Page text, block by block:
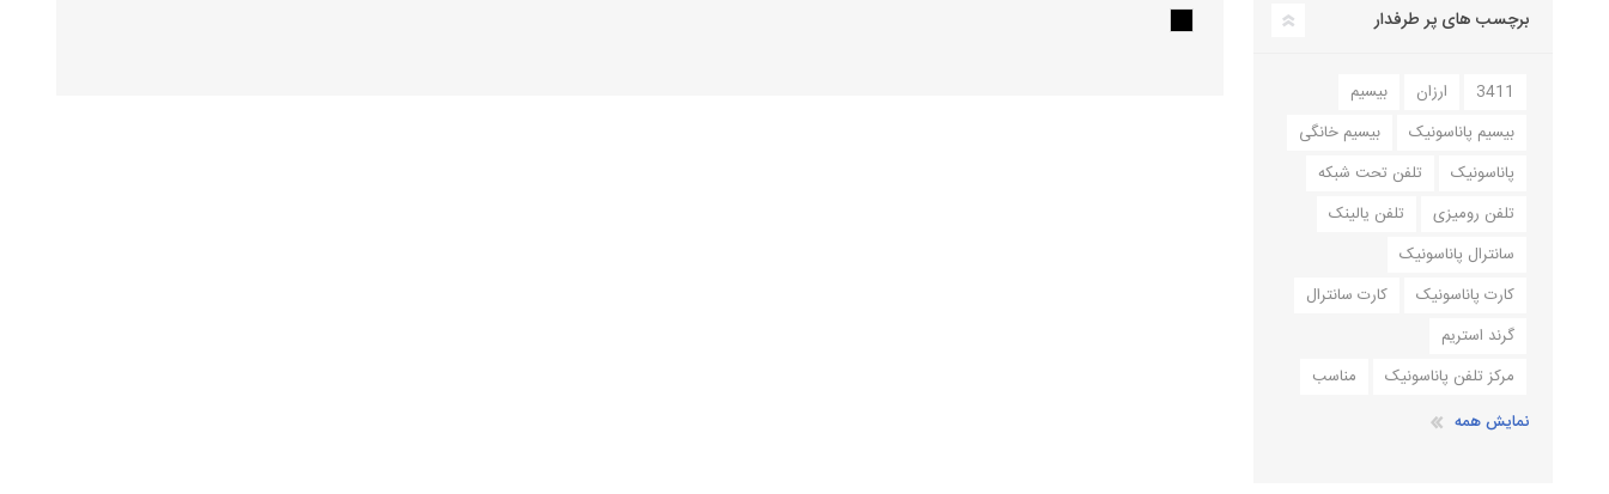
برچسب های پر طرفدار
3411 ارزان
بیسیم
بیسیم پاناسونیک
بیسیم خانگی
پاناسونیک
تلفن تحت شبکه
تلفن رومیزی
تلفن یالینک
سانترال پاناسونیک
کارت پاناسونیک
کارت سانترال
گرند استریم
مرکز تلفن پاناسونیک
مناسب
نمایش همه